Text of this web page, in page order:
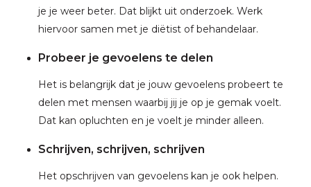
je je weer beter. Dat blijkt uit onderzoek. Werk
hiervoor samen met je diëtist of behandelaar.
Probeer je gevoelens te delen
Het is belangrijk dat je jouw gevoelens probeert te
delen met mensen waarbij jij je op je gemak voelt.
Dat kan opluchten en je voelt je minder alleen.
Schrijven, schrijven, schrijven
Het opschrijven van gevoelens kan je ook helpen.